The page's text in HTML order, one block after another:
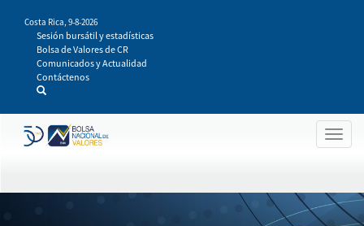
contenido
principal
Costa Rica, 9-8-2026
Sesión bursátil y estadísticas
Bolsa de Valores de CR
Comunicados y Actualidad
Contáctenos